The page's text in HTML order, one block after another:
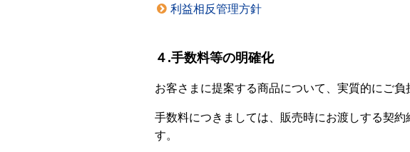
利益相反管理方針
４.手数料等の明確化
お客さまに提案する商品について、実質的にご
手数料につきましては、販売時にお渡しする契
す。